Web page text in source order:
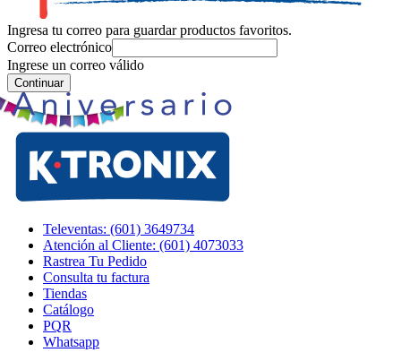
Ingresa tu correo para guardar productos favoritos.
Correo electrónico
Ingrese un correo válido
Continuar
Televentas: (601) 3649734
Atención al Cliente: (601) 4073033
Rastrea Tu Pedido
Consulta tu factura
Tiendas
Catálogo
PQR
Whatsapp